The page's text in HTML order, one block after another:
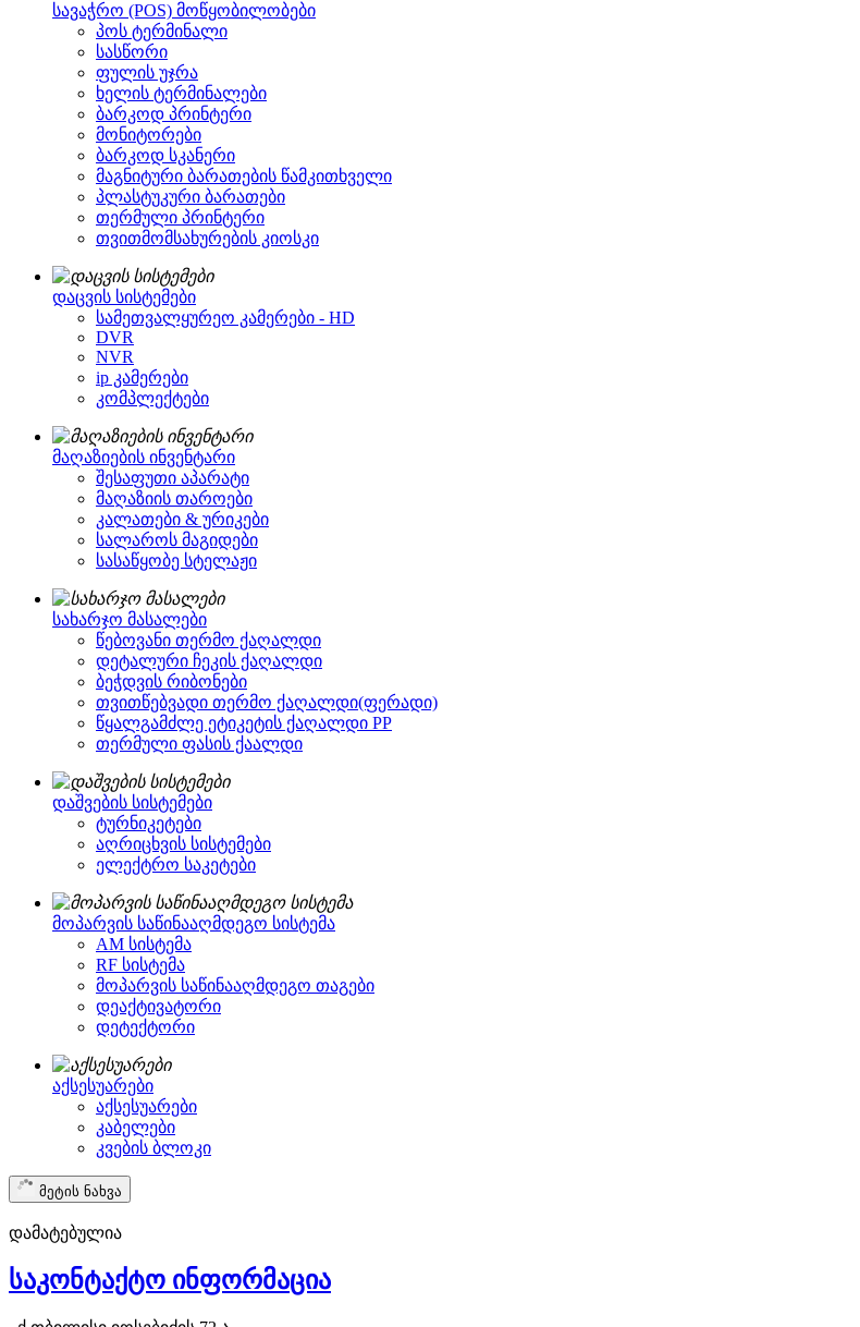
სავაჭრო (POS) მოწყობილობები
პოს ტერმინალი
სასწორი
ფულის უჯრა
ხელის ტერმინალები
ბარკოდ პრინტერი
მონიტორები
ბარკოდ სკანერი
მაგნიტური ბარათების წამკითხველი
პლასტუკური ბარათები
თერმული პრინტერი
თვითმომსახურების კიოსკი
დაცვის სისტემები
სამეთვალყურეო კამერები - HD
DVR
NVR
ip კამერები
კომპლექტები
მაღაზიების ინვენტარი
შესაფუთი აპარატი
მაღაზიის თაროები
კალათები & ურიკები
სალაროს მაგიდები
სასაწყობე სტელაჟი
სახარჯო მასალები
წებოვანი თერმო ქაღალდი
დეტალური ჩეკის ქაღალდი
ბეჭდვის რიბონები
თვითწებვადი თერმო ქაღალდი(ფერადი)
წყალგამძლე ეტიკეტის ქაღალდი PP
თერმული ფასის ქაალდი
დაშვების სისტემები
ტურნიკეტები
აღრიცხვის სისტემები
ელექტრო საკეტები
მოპარვის საწინააღმდეგო სისტემა
AM სისტემა
RF სისტემა
მოპარვის საწინააღმდეგო თაგები
დეაქტივატორი
დეტექტორი
აქსესუარები
აქსესუარები
კაბელები
კვების ბლოკი
მეტის ნახვა
დამატებულია
საკონტაქტო ინფორმაცია